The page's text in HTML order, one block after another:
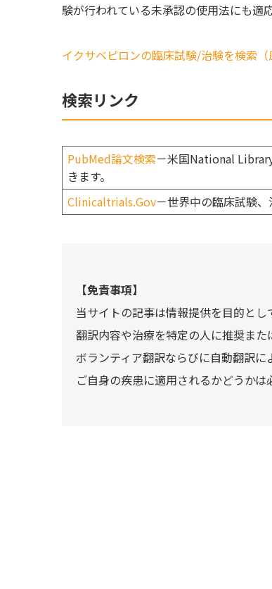
験が行われている未承認の使用法にも適
イクサベピロンの臨床試験/治験を検索（
検索リンク
PubMed論文検索－米国National
きます。
Clinicaltrials.Gov－世界中の臨床試験
【免責事項】
当サイトの記事は情報提供を目的とし
翻訳内容や治療を特定の人に推奨また
ボランティア翻訳ならびに自動翻訳に
ご自身の疾患に適用されるかどうかは